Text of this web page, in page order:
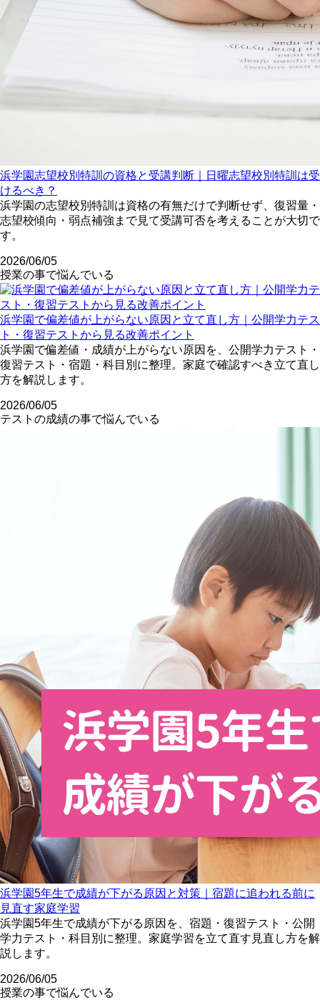
浜学園志望校別特訓の資格と受講判断｜日曜志望校別特訓は受
けるべき？
浜学園の志望校別特訓は資格の有無だけで判断せず、復習量・
志望校傾向・弱点補強まで見て受講可否を考えることが大切で
す。
2026/06/05
授業の事で悩んでいる
浜学園で偏差値が上がらない原因と立て直し方｜公開学力テス
ト・復習テストから見る改善ポイント
浜学園で偏差値・成績が上がらない原因を、公開学力テスト・
復習テスト・宿題・科目別に整理。家庭で確認すべき立て直し
方を解説します。
2026/06/05
テストの成績の事で悩んでいる
浜学園5年生で成績が下がる原因と対策｜宿題に追われる前に
見直す家庭学習
浜学園5年生で成績が下がる原因を、宿題・復習テスト・公開
学力テスト・科目別に整理。家庭学習を立て直す見直し方を解
説します。
2026/06/05
授業の事で悩んでいる